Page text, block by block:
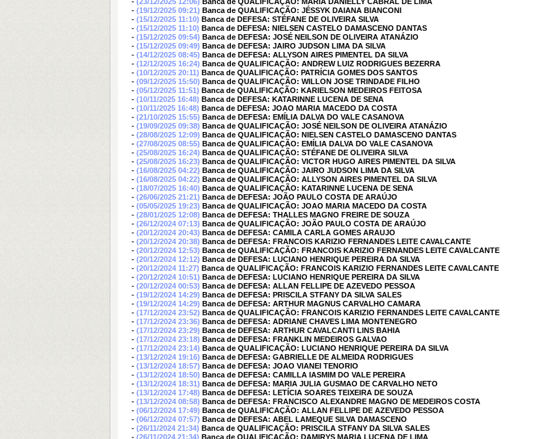
- (19/12/2025 09:21) Banca de QUALIFICAÇÃO: JÉSSYK DAIANA BIANCONI
- (15/12/2025 11:10) Banca de DEFESA: STÉFANE DE OLIVEIRA SILVA
- (15/12/2025 11:10) Banca de DEFESA: NIELSEN CASTELO DAMASCENO DANTAS
- (15/12/2025 09:54) Banca de DEFESA: JOSÉ NEILSON DE OLIVEIRA ATANÁZIO
- (15/12/2025 09:49) Banca de DEFESA: JAIRO JUDSON LIMA DA SILVA
- (14/12/2025 08:45) Banca de DEFESA: ALLYSON AIRES PIMENTEL DA SILVA
- (12/12/2025 16:24) Banca de QUALIFICAÇÃO: ANDREW LUIZ RODRIGUES BEZERRA
- (10/12/2025 20:11) Banca de QUALIFICAÇÃO: PATRÍCIA GOMES DOS SANTOS
- (09/12/2025 15:50) Banca de QUALIFICAÇÃO: WILLON JOSE TRINDADE FILHO
- (05/12/2025 11:51) Banca de QUALIFICAÇÃO: KARIELSON MEDEIROS FEITOSA
- (10/11/2025 16:48) Banca de DEFESA: KATARINNE LUCENA DE SENA
- (10/11/2025 16:48) Banca de DEFESA: JOAO MARIA MACEDO DA COSTA
- (21/10/2025 15:55) Banca de DEFESA: EMÍLIA DALVA DO VALE CASANOVA
- (19/09/2025 09:38) Banca de QUALIFICAÇÃO: JOSÉ NEILSON DE OLIVEIRA ATANÁZIO
- (28/08/2025 12:09) Banca de QUALIFICAÇÃO: NIELSEN CASTELO DAMASCENO DANTAS
- (27/08/2025 08:55) Banca de QUALIFICAÇÃO: EMÍLIA DALVA DO VALE CASANOVA
- (25/08/2025 16:24) Banca de QUALIFICAÇÃO: STÉFANE DE OLIVEIRA SILVA
- (25/08/2025 16:23) Banca de QUALIFICAÇÃO: VICTOR HUGO AIRES PIMENTEL DA SILVA
- (16/08/2025 04:22) Banca de QUALIFICAÇÃO: JAIRO JUDSON LIMA DA SILVA
- (16/08/2025 04:22) Banca de QUALIFICAÇÃO: ALLYSON AIRES PIMENTEL DA SILVA
- (18/07/2025 16:40) Banca de QUALIFICAÇÃO: KATARINNE LUCENA DE SENA
- (26/06/2025 21:21) Banca de DEFESA: JOÃO PAULO COSTA DE ARAÚJO
- (05/05/2025 19:23) Banca de QUALIFICAÇÃO: JOAO MARIA MACEDO DA COSTA
- (28/01/2025 12:08) Banca de DEFESA: THALLES MAGNO FREIRE DE SOUZA
- (26/12/2024 07:13) Banca de QUALIFICAÇÃO: JOÃO PAULO COSTA DE ARAÚJO
- (20/12/2024 20:43) Banca de DEFESA: CAMILA CARLA GOMES ARAUJO
- (20/12/2024 20:38) Banca de DEFESA: FRANCOIS KARIZIO FERNANDES LEITE CAVALCANTE
- (20/12/2024 12:53) Banca de QUALIFICAÇÃO: FRANCOIS KARIZIO FERNANDES LEITE CAVALCANTE
- (20/12/2024 12:12) Banca de DEFESA: LUCIANO HENRIQUE PEREIRA DA SILVA
- (20/12/2024 11:27) Banca de QUALIFICAÇÃO: FRANCOIS KARIZIO FERNANDES LEITE CAVALCANTE
- (20/12/2024 10:51) Banca de DEFESA: LUCIANO HENRIQUE PEREIRA DA SILVA
- (20/12/2024 00:53) Banca de DEFESA: ALLAN FELLIPE DE AZEVEDO PESSOA
- (19/12/2024 14:29) Banca de DEFESA: PRISCILA STFANY DA SILVA SALES
- (19/12/2024 14:29) Banca de DEFESA: ARTHUR MAGNUS CARVALHO CAMARA
- (17/12/2024 23:52) Banca de QUALIFICAÇÃO: FRANCOIS KARIZIO FERNANDES LEITE CAVALCANTE
- (17/12/2024 23:36) Banca de DEFESA: ADRIANE CHAVES LIMA MONTENEGRO
- (17/12/2024 23:29) Banca de DEFESA: ARTHUR CAVALCANTI LINS BAHIA
- (17/12/2024 23:18) Banca de DEFESA: FRANKLIN MEDEIROS GALVAO
- (17/12/2024 23:14) Banca de QUALIFICAÇÃO: LUCIANO HENRIQUE PEREIRA DA SILVA
- (13/12/2024 19:16) Banca de DEFESA: GABRIELLE DE ALMEIDA RODRIGUES
- (13/12/2024 18:57) Banca de DEFESA: JOAO VIANEI TENORIO
- (13/12/2024 18:50) Banca de DEFESA: CAMILLA IASMIM DO VALE PEREIRA
- (13/12/2024 18:31) Banca de DEFESA: MARIA JULIA GUSMAO DE CARVALHO NETO
- (13/12/2024 17:48) Banca de DEFESA: LETÍCIA SOARES TEIXEIRA DE SOUZA
- (13/12/2024 08:58) Banca de DEFESA: FRANCISCO ALEXANDRE MAGNO DE MEDEIROS COSTA
- (06/12/2024 17:49) Banca de QUALIFICAÇÃO: ALLAN FELLIPE DE AZEVEDO PESSOA
- (06/12/2024 07:57) Banca de DEFESA: ABEL LAMEQUE SILVA DAMASCENO
- (26/11/2024 21:34) Banca de QUALIFICAÇÃO: PRISCILA STFANY DA SILVA SALES
- (26/11/2024 21:34) Banca de QUALIFICAÇÃO: DAMIRYS MARIA LUCENA DE LIMA